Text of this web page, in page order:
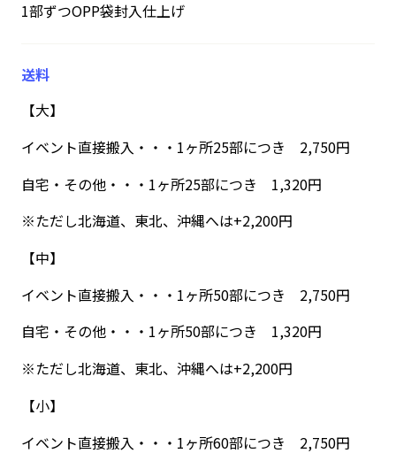
1部ずつOPP袋封入仕上げ
送料
【大】
イベント直接搬入・・・1ヶ所25部につき 2,750円
自宅・その他・・・1ヶ所25部につき 1,320円
※ただし北海道、東北、沖縄へは+2,200円
【中】
イベント直接搬入・・・1ヶ所50部につき 2,750円
自宅・その他・・・1ヶ所50部につき 1,320円
※ただし北海道、東北、沖縄へは+2,200円
【小】
イベント直接搬入・・・1ヶ所60部につき 2,750円